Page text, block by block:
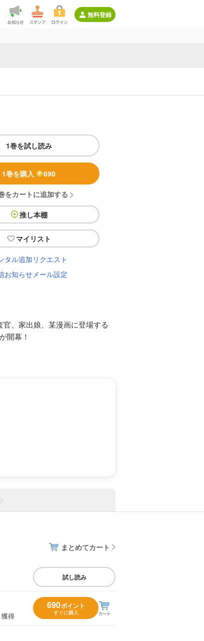
無料登録
1巻を試し読み
1巻を購入 690
をカートに追加する
推し本棚
マイリスト
タル追加リクエスト
お知らせメール設定
、家出娘、某漫画に登場する
開幕！
まとめてカート
試し読み
獲得
690ポイント
すぐに購入